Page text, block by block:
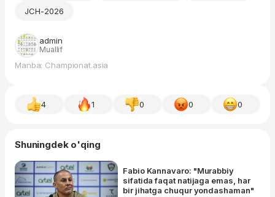
JCH-2026
admin
Muallif
Manba: Championat.asia
4 1 0 0 0
Shuningdek o'qing
Fabio Kannavaro: "Murabbiy
sifatida faqat natijaga emas, har
bir jihatga chuqur yondashaman"